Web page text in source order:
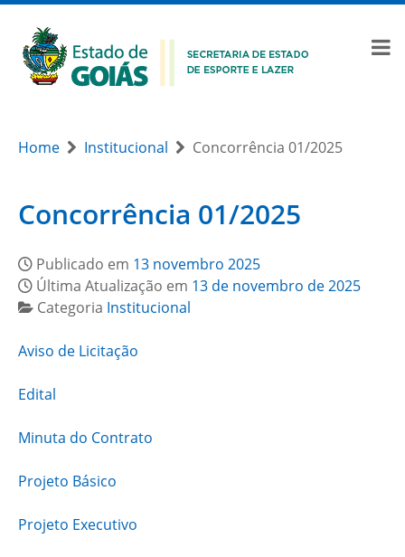
Home Institucional Concorrência 01/2025
Concorrência 01/2025
Publicado em 13 novembro 2025
Última Atualização em 13 de novembro de 2025
Categoria Institucional
Aviso de Licitação
Edital
Minuta do Contrato
Projeto Básico
Projeto Executivo